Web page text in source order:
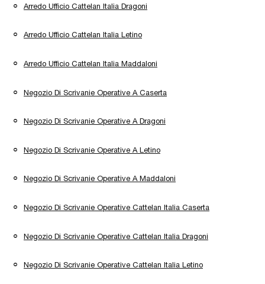
Arredo Ufficio Cattelan Italia Dragoni
Arredo Ufficio Cattelan Italia Letino
Arredo Ufficio Cattelan Italia Maddaloni
Negozio Di Scrivanie Operative A Caserta
Negozio Di Scrivanie Operative A Dragoni
Negozio Di Scrivanie Operative A Letino
Negozio Di Scrivanie Operative A Maddaloni
Negozio Di Scrivanie Operative Cattelan Italia Caserta
Negozio Di Scrivanie Operative Cattelan Italia Dragoni
Negozio Di Scrivanie Operative Cattelan Italia Letino